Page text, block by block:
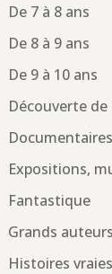
De 7 à 8 ans
De 8 à 9 ans
De 9 à 10 ans
Découverte
Documentaires
Expositions,
Fantastique
Grands auteurs
Histoires